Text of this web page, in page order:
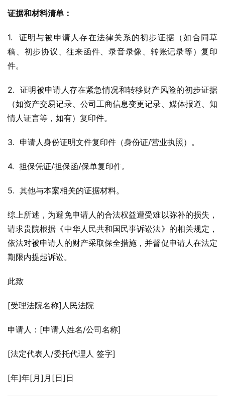
证据和材料清单：
1.  证明与被申请人存在法律关系的初步证据（如合同草
稿、初步协议、往来函件、录音录像、转账记录等）复印
件。
2.  证明被申请人存在紧急情况和转移财产风险的初步证据
（如资产交易记录、公司工商信息变更记录、媒体报道、知
情人证言等，如有）复印件。
3.  申请人身份证明文件复印件（身份证/营业执照）。
4.  担保凭证/担保函/保单复印件。
5.  其他与本案相关的证据材料。
综上所述，为避免申请人的合法权益遭受难以弥补的损失，
请求贵院根据《中华人民共和国民事诉讼法》的相关规定，
依法对被申请人的财产采取保全措施，并督促申请人在法定
期限内提起诉讼。
此致
[受理法院名称]人民法院
申请人：[申请人姓名/公司名称]
[法定代表人/委托代理人 签字]
[年]年[月]月[日]日